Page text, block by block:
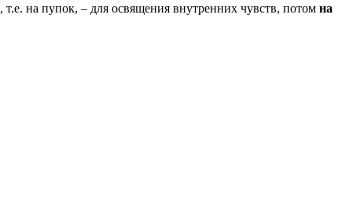
, т.е. на пупок, – для освящения внутренних чувств, потом на